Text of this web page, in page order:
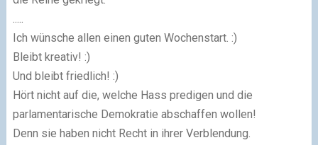
.....
Ich wünsche allen einen guten Wochenstart. :)
Bleibt kreativ! :)
Und bleibt friedlich! :)
Hört nicht auf die, welche Hass predigen und die
parlamentarische Demokratie ab­schaffen wollen!
Denn sie haben nicht Recht in ihrer Verblendung.